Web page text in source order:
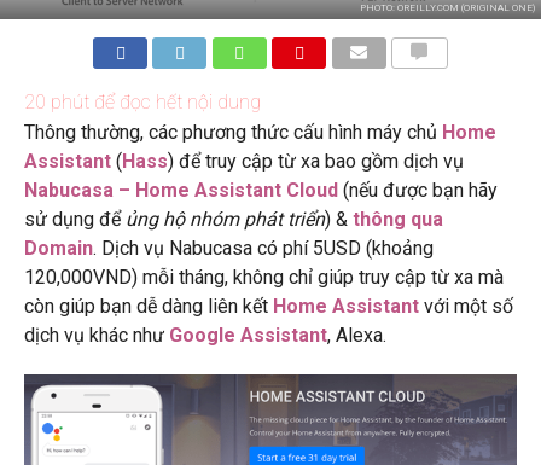
PHOTO: OREILLY.COM (ORIGINAL ONE)
20 phút để đọc hết nội dung
Thông thường, các phương thức cấu hình máy chủ Home
Assistant(Hass) để truy cập từ xa bao gồm dịch vụ
Nabucasa – Home Assistant Cloud(nếu được bạn hãy
sử dụng để ủng hộ nhóm phát triển) & thông qua
Domain. Dịch vụ Nabucasa có phí 5USD (khoảng
120,000VND) mỗi tháng, không chỉ giúp truy cập từ xa mà
còn giúp bạn dễ dàng liên kết Home Assistantvới một số
dịch vụ khác như Google Assistant, Alexa.